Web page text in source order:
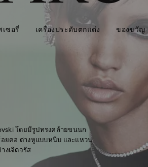
เซอรี่ เครื่องประดับตกแต่ง ของขวัญ
โดยมีรูปทรงคล้ายขนนก
อยคอ ต่างหูแบบหนีบ และแหวน
งเจิดจรัส